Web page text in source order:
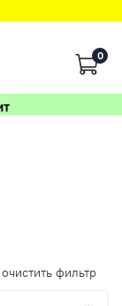
0
очистить фильтр